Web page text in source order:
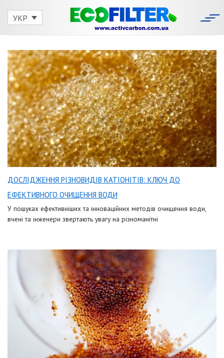
УКР
ДОСЛІДЖЕННЯ РІЗНОВИДІВ КАТІОНІТІВ: КЛЮЧ ДО
ЕФЕКТИВНОГО ОЧИЩЕННЯ ВОДИ
У пошуках ефективніших та інноваційних методів очищення води,
вчені та інженери звертають увагу на різноманітні